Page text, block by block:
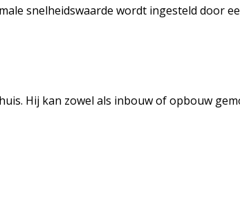
snelheidswaarde wordt ingesteld door
Hij kan zowel als inbouw of opbouw